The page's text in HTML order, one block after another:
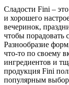
Сладости Fini –
и хорошего
вечеринок,
чтобы порадовать
Разнообразие
что-то по своему
ингредиентов и
продукция Fini
популярным